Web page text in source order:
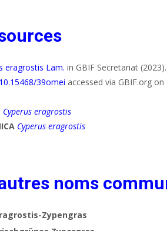
eragrostis Lam. in GBIF Secretariat
39omei accessed via GBIF.org on
Cyperus eragrostis
Cyperus eragrostis
noms
Zypengras